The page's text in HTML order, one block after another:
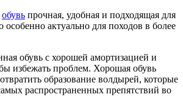
обувь прочная, удобная и подходящая для
актуально для походов в более
обувь с хорошей амортизацией и
избежать проблем. Хорошая обувь
образование волдырей, которые
распространенных препятствий во